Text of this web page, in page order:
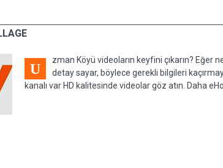
U
zman Köyü videoların keyfini çıkarın?
detay sayar, böylece gerekli bilgileri
kanalı var HD kalitesinde videolar göz atın. Daha